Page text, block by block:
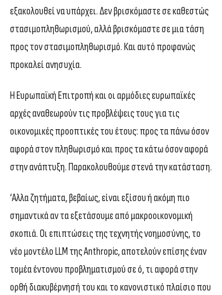
εξακολουθεί να υπάρχει. Δεν βρισκόμαστε σε καθεστώς
στασιμοπληθωρισμού, αλλά βρισκόμαστε σε μια τάση
προς τον στασιμοπληθωρισμό. Και αυτό προφανώς
προκαλεί ανησυχία.
Η Ευρωπαϊκή Επιτροπή και οι αρμόδιες ευρωπαϊκές
αρχές αναθεωρούν τις προβλέψεις τους για τις
οικονομικές προοπτικές του έτους: προς τα πάνω όσον
αφορά στον πληθωρισμό και προς τα κάτω όσον αφορά
στην ανάπτυξη. Παρακολουθούμε στενά την κατάσταση.
‘Αλλα ζητήματα, βεβαίως, είναι εξίσου ή ακόμη πιο
σημαντικά αν τα εξετάσουμε από μακροοικονομική
σκοπιά. Οι επιπτώσεις της τεχνητής νοημοσύνης, το
νέο μοντέλο LLM της Anthropic, αποτελούν επίσης έναν
τομέα έντονου προβληματισμού σε ό, τι αφορά στην
ορθή διακυβέρνησή του και το κανονιστικό πλαίσιο που